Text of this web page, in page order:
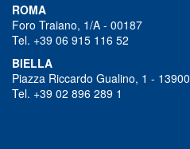
ROMA
Foro Traiano, 1/A - 00187
Tel. +39 06 915 116 52
BIELLA
Piazza Riccardo Gualino, 1 - 13900
Tel. +39 02 896 289 1